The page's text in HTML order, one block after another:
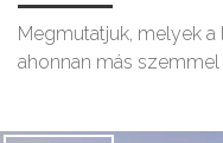
Megmutatjuk, melyek a
ahonnan más szemmel